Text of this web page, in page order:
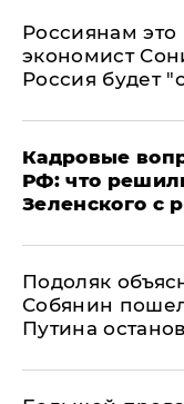
Россиянам это
экономист
Россия будет
Кадровые
РФ: что
Зеленского с
Подоляк
Собянин
Путина